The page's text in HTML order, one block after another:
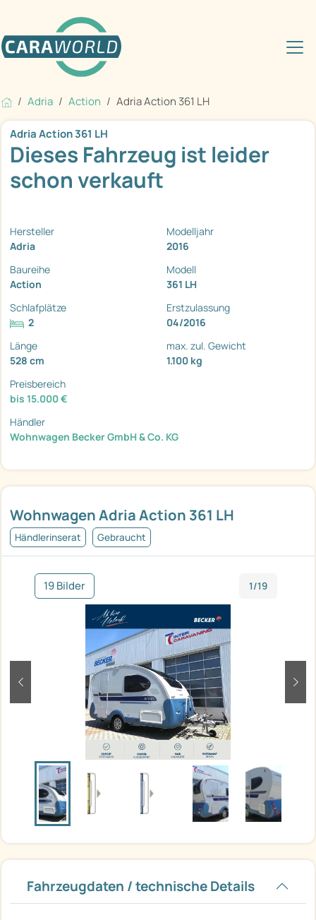
Adria Action Adria Action 361 LH
Wohnwagen Adria Action 361 LH
Händlerinserat Gebraucht
19 Bilder 1/19
zurück
Fahrzeugdaten / technische Details
Adria Action 361 LH
Dieses Fahrzeug ist leider
schon verkauft
Hersteller
Adria
Modelljahr
2016
Baureihe
Action
Modell
361 LH
Schlafplätze
2
Erstzulassung
04/2016
Länge
528 cm
max. zul. Gewicht
1.100 kg
Preisbereich
bis 15.000 €
Händler
Wohnwagen Becker GmbH & Co. KG